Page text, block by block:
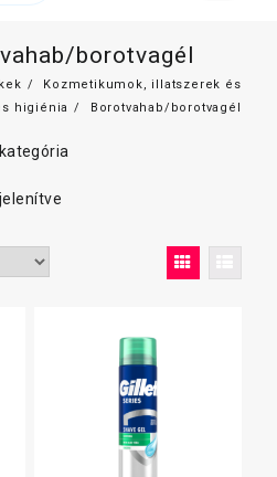
borotvagél
Kozmetikumok, illatszerek és
higiénia
Borotvahab/borotvagél